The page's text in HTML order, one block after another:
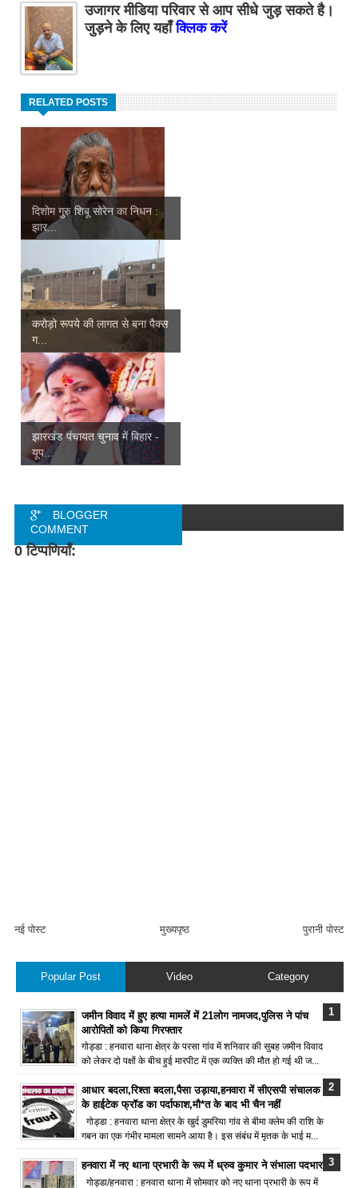
उजागर मीडिया परिवार से आप सीधे जुड़ सकते है।
जुड़ने के लिए यहाँक्लिक करें
RELATED POSTS
दिशोम गुरु शिबू सोरेन का निधन :
झार...
करोड़ो रूपये की लागत से बना पैक्स
ग...
झारखंड पंचायत चुनाव में बिहार -
यूप...
BLOGGER
COMMENT
0 टिप्पणियाँ:
नई पोस्ट पुरानी पोस्ट
मुख्यपृष्ठ
Popular Post Video Category
जमीन विवाद में हुए हत्या मामलें में 21लोग नामजद,पुलिस ने पांच
आरोपितों को किया गिरफ्तार
गोड्डा : हनवारा थाना क्षेत्र के परसा गांव में शनिवार की सुबह जमीन विवाद
को लेकर दो पक्षों के बीच हुई मारपीट में एक व्यक्ति की मौत हो गई थी ज...
आधार बदला,रिश्ता बदला,पैसा उड़ाया,हनवारा में सीएसपी संचालक
के हाईटेक फ्रॉड का पर्दाफाश,मौ*त के बाद भी चैन नहीं
गोड्डा : हनवारा थाना क्षेत्र के खुर्द डुमरिया गांव से बीमा क्लेम की राशि के
गबन का एक गंभीर मामला सामने आया है। इस संबंध में मृतक के भाई म...
हनवारा में नए थाना प्रभारी के रूप में ध्रुव कुमार ने संभाला पदभार
गोड्डा/हनवारा : हनवारा थाना में सोमवार को नए थाना प्रभारी के रूप में